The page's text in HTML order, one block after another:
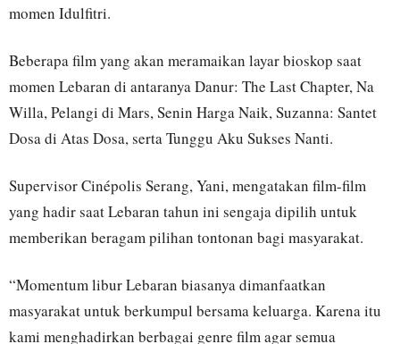
momen Idulfitri.
Beberapa film yang akan meramaikan layar bioskop saat
momen Lebaran di antaranya Danur: The Last Chapter, Na
Willa, Pelangi di Mars, Senin Harga Naik, Suzanna: Santet
Dosa di Atas Dosa, serta Tunggu Aku Sukses Nanti.
Supervisor Cinépolis Serang, Yani, mengatakan film-film
yang hadir saat Lebaran tahun ini sengaja dipilih untuk
memberikan beragam pilihan tontonan bagi masyarakat.
“Momentum libur Lebaran biasanya dimanfaatkan
masyarakat untuk berkumpul bersama keluarga. Karena itu
kami menghadirkan berbagai genre film agar semua